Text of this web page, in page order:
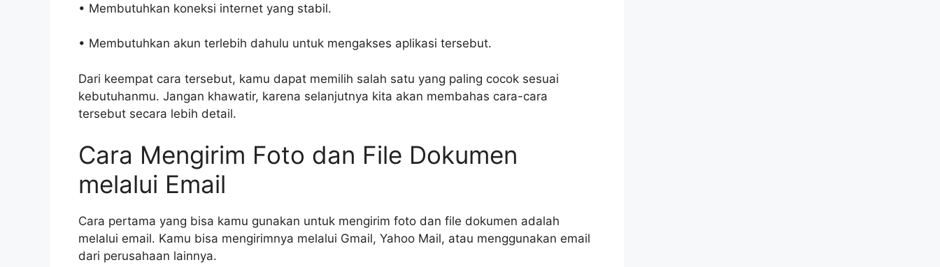
• Membutuhkan koneksi internet yang stabil.
• Membutuhkan akun terlebih dahulu untuk mengakses aplikasi tersebut.
Dari keempat cara tersebut, kamu dapat memilih salah satu yang paling cocok sesuai
kebutuhanmu. Jangan khawatir, karena selanjutnya kita akan membahas cara-cara
tersebut secara lebih detail.
Cara Mengirim Foto dan File Dokumen
melalui Email
Cara pertama yang bisa kamu gunakan untuk mengirim foto dan file dokumen adalah
melalui email. Kamu bisa mengirimnya melalui Gmail, Yahoo Mail, atau menggunakan email
dari perusahaan lainnya.